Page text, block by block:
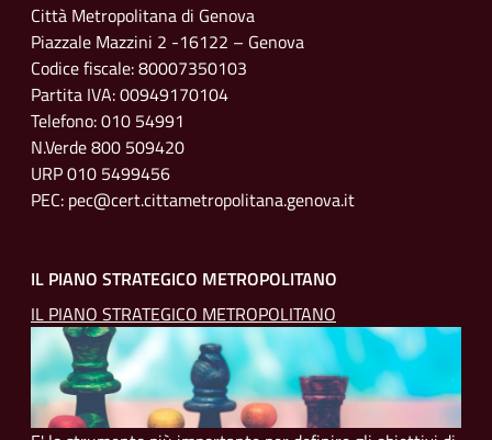
Città Metropolitana di Genova
Piazzale Mazzini 2 -16122 – Genova
Codice fiscale: 80007350103
Partita IVA: 00949170104
Telefono: 010 54991
N.Verde 800 509420
URP 010 5499456
PEC: pec@cert.cittametropolitana.genova.it
IL PIANO STRATEGICO METROPOLITANO
IL PIANO STRATEGICO METROPOLITANO